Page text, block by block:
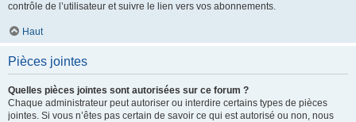
contrôle de l’utilisateur et suivre le lien vers vos abonnements.
Haut
Pièces jointes
Quelles pièces jointes sont autorisées sur ce forum ?
Chaque administrateur peut autoriser ou interdire certains types de pièces
jointes. Si vous n’êtes pas certain de savoir ce qui est autorisé ou non, nous